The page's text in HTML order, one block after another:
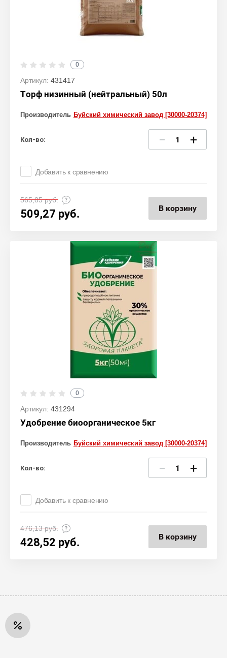
0
Артикул: 431417
Торф низинный (нейтральный) 50л
Производитель Буйский химический завод [30000-20374]
Кол-во: − +
Добавить к сравнению
565,85руб.
509,27 руб. В корзину
0
Артикул: 431294
Удобрение биоорганическое 5кг
Производитель Буйский химический завод [30000-20374]
Кол-во: − +
Добавить к сравнению
476,13руб.
428,52 руб. В корзину